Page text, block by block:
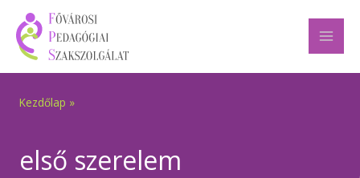
content
Kezdőlap »
első szerelem